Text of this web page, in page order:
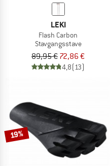
LEKI
Flash Carbon
Stavgangsstave
89,95 € 72,86 €
4,8(13)
19%